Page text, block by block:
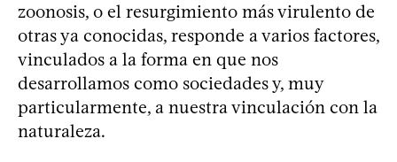
zoonosis, o el resurgimiento más virulento de
otras ya conocidas, responde a varios factores,
vinculados a la forma en que nos
desarrollamos como sociedades y, muy
particularmente, a nuestra vinculación con la
naturaleza.